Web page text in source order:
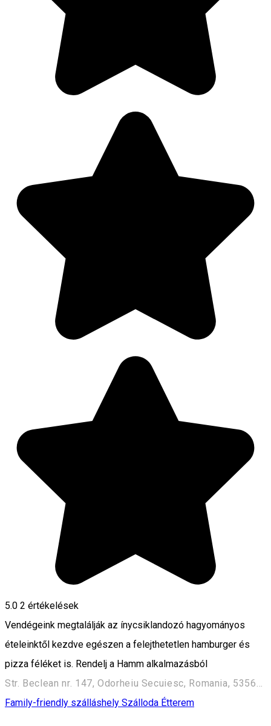
5.0 2 értékelések
Vendégeink megtalálják az ínycsiklandozó hagyományos
ételeinktől kezdve egészen a felejthetetlen hamburger és
pizza féléket is. Rendelj a Hamm alkalmazásból
Str. Beclean nr. 147, Odorheiu Secuiesc, Romania, 535600
Family-friendly szálláshely Szálloda Étterem